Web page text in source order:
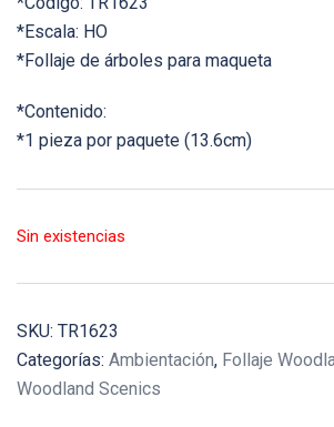
*Escala: HO
*Follaje de árboles para maqueta
*Contenido:
*1 pieza por paquete (13.6cm)
Sin existencias
SKU: TR1623
Categorías: Ambientación, Follaje
Woodland Scenics